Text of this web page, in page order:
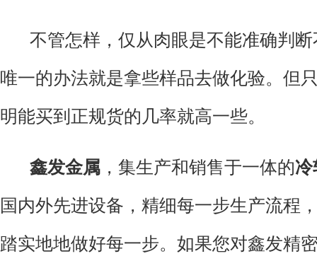
不管怎样，仅从肉眼是不能准确判断
唯一的办法就是拿些样品去做化验。但
明能买到正规货的几率就高一些。
鑫发金属 ，集生产和销售于一体的冷
国内外先进设备，精细每一步生产流程
踏实地地做好每一步。如果您对鑫发精